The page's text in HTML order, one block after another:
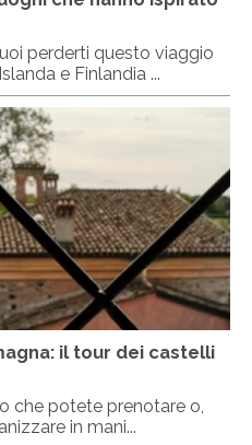
perderti questo viaggio
e Finlandia ...
il tour dei castelli
che potete prenotare o,
in mani...